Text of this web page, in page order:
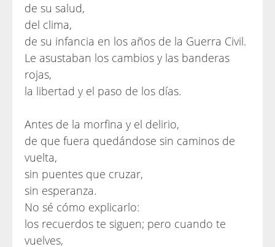
de su salud,
del clima,
de su infancia en los años de la Guerra Civil.
Le asustaban los cambios y las banderas
rojas,
la libertad y el paso de los días.
Antes de la morfina y el delirio,
de que fuera quedándose sin caminos de
vuelta,
sin puentes que cruzar,
sin esperanza.
No sé cómo explicarlo:
los recuerdos te siguen; pero cuando te
vuelves,